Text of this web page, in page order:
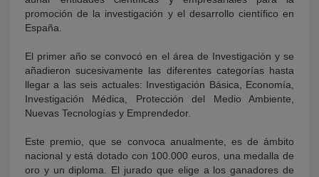
promoción de la investigación y el desarrollo científico en
España.
El primer año se convocó en el área de Investigación y se
añadieron sucesivamente las diferentes categorías hasta
llegar a las seis actuales: Investigación Básica, Economía,
Investigación Médica, Protección del Medio Ambiente,
Nuevas Tecnologías y Emprendedor.
Este premio, que se convoca anualmente, es de ámbito
nacional y está dotado con 100.000 euros, una medalla de
oro y un diploma. El jurado que elige a los ganadores de